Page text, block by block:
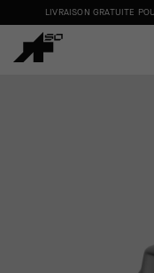
LIVRAISON GRATUITE